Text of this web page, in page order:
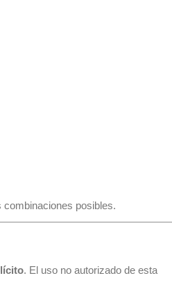
combinaciones posibles.
. El uso no autorizado de esta